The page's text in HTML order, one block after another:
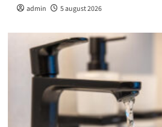
admin 5 august 2026